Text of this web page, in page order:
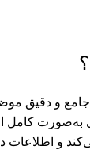
و دقیق
به‌صورت کامل
و اطلاعات